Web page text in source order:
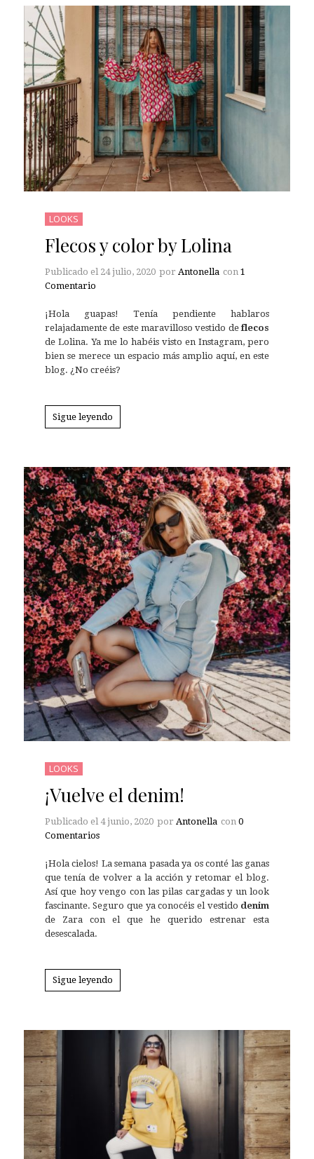
LOOKS
Flecos y color by Lolina
Publicado el 24 julio, 2020 por Antonella con 1
Comentario
¡Hola guapas! Tenía pendiente hablaros
relajadamente de este maravilloso vestido deflecos
de Lolina. Ya me lo habéis visto en Instagram, pero
bien se merece un espacio más amplio aquí, en este
blog. ¿No creéis?
Sigue leyendo
LOOKS
¡Vuelve el denim!
Publicado el 4 junio, 2020 por Antonella con 0
Comentarios
¡Hola cielos! La semana pasada ya os conté las ganas
que tenía de volver a la acción y retomar el blog.
Así que hoy vengo con las pilas cargadas y un look
fascinante. Seguro que ya conocéis el vestido denim
de Zara con el que he querido estrenar esta
desescalada.
Sigue leyendo